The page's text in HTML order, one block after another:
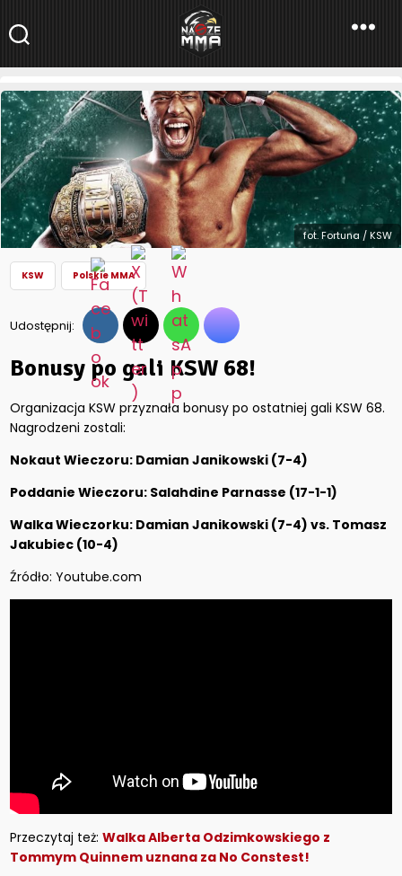
NaszeMMA
NaszeMMA.pl»Aktualności»Polskie MMA»KSW»Bonusy po gali
KSW 68!
fot. Fortuna / KSW
KSW Polskie MMA
Udostępnij:
Bonusy po gali KSW 68!
Organizacja KSW przyznała bonusy po ostatniej gali KSW 68.
Nagrodzeni zostali:
Nokaut Wieczoru: Damian Janikowski (7-4)
Poddanie Wieczoru: Salahdine Parnasse (17-1-1)
Walka Wieczorku: Damian Janikowski (7-4) vs. Tomasz
Jakubiec (10-4)
Źródło: Youtube.com
Przeczytaj też:Walka Alberta Odzimkowskiego z
Tommym Quinnem uznana za No Constest!